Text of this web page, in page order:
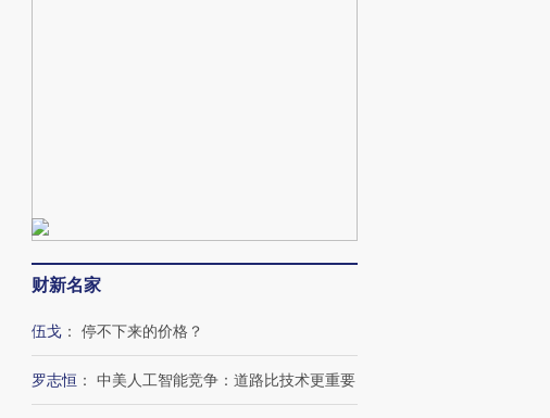
财新名家
伍戈 ： 停不下来的价格？
罗志恒 ： 中美人工智能竞争：道路比技术更重要